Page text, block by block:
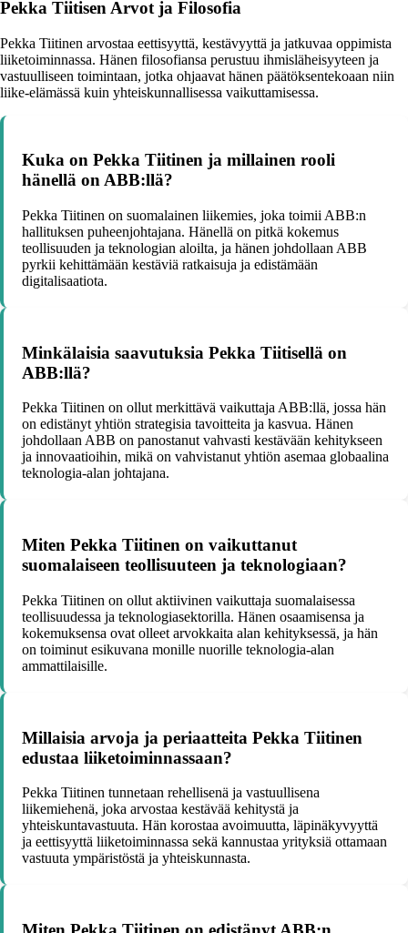
Pekka Tiitisen Arvot ja Filosofia
Pekka Tiitinen arvostaa eettisyyttä, kestävyyttä ja jatkuvaa oppimista
liiketoiminnassa. Hänen filosofiansa perustuu ihmisläheisyyteen ja
vastuulliseen toimintaan, jotka ohjaavat hänen päätöksentekoaan niin
liike-elämässä kuin yhteiskunnallisessa vaikuttamisessa.
Kuka on Pekka Tiitinen ja millainen rooli
hänellä on ABB:llä?
Pekka Tiitinen on suomalainen liikemies, joka toimii ABB:n
hallituksen puheenjohtajana. Hänellä on pitkä kokemus
teollisuuden ja teknologian aloilta, ja hänen johdollaan ABB
pyrkii kehittämään kestäviä ratkaisuja ja edistämään
digitalisaatiota.
Minkälaisia saavutuksia Pekka Tiitisellä on
ABB:llä?
Pekka Tiitinen on ollut merkittävä vaikuttaja ABB:llä, jossa hän
on edistänyt yhtiön strategisia tavoitteita ja kasvua. Hänen
johdollaan ABB on panostanut vahvasti kestävään kehitykseen
ja innovaatioihin, mikä on vahvistanut yhtiön asemaa globaalina
teknologia-alan johtajana.
Miten Pekka Tiitinen on vaikuttanut
suomalaiseen teollisuuteen ja teknologiaan?
Pekka Tiitinen on ollut aktiivinen vaikuttaja suomalaisessa
teollisuudessa ja teknologiasektorilla. Hänen osaamisensa ja
kokemuksensa ovat olleet arvokkaita alan kehityksessä, ja hän
on toiminut esikuvana monille nuorille teknologia-alan
ammattilaisille.
Millaisia arvoja ja periaatteita Pekka Tiitinen
edustaa liiketoiminnassaan?
Pekka Tiitinen tunnetaan rehellisenä ja vastuullisena
liikemiehenä, joka arvostaa kestävää kehitystä ja
yhteiskuntavastuuta. Hän korostaa avoimuutta, läpinäkyvyyttä
ja eettisyyttä liiketoiminnassa sekä kannustaa yrityksiä ottamaan
vastuuta ympäristöstä ja yhteiskunnasta.